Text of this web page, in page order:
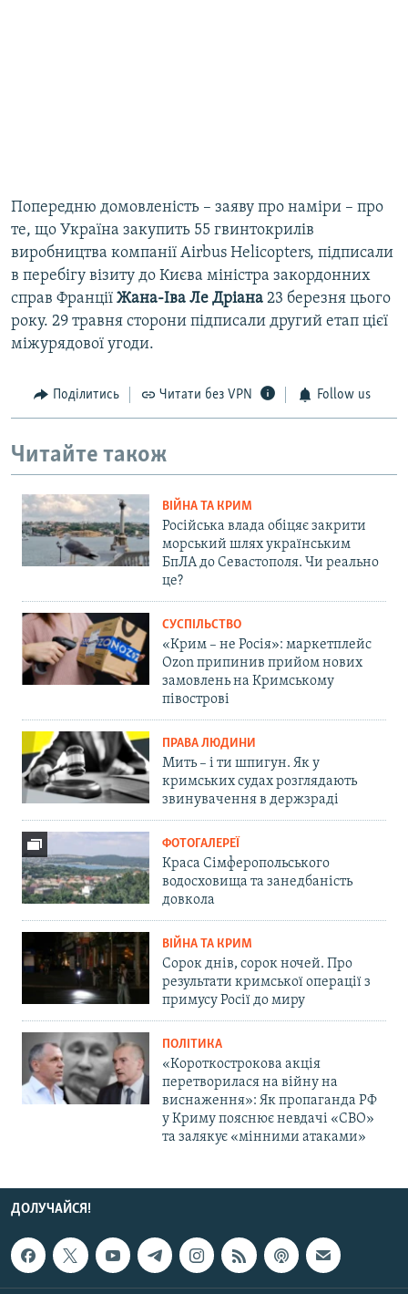
Попередню домовленість – заяву про наміри – про
те, що Україна закупить 55 гвинтокрилів
виробництва компанії Airbus Helicopters, підписали
в перебігу візиту до Києва міністра закордонних
справ Франції Жана-Іва Ле Дріана 23 березня цього
року. 29 травня сторони підписали другий етап цієї
міжурядової угоди.
Поділитись Читати без VPN Follow us
Читайте також
ВІЙНА ТА КРИМ
Російська влада обіцяє закрити
морський шлях українським
БпЛА до Севастополя. Чи реально
це?
СУСПІЛЬСТВО
«Крим – не Росія»: маркетплейс
Ozon припинив прийом нових
замовлень на Кримському
півострові
ПРАВА ЛЮДИНИ
Мить – і ти шпигун. Як у
кримських судах розглядають
звинувачення в держзраді
ФОТОГАЛЕРЕЇ
Краса Сімферопольського
водосховища та занедбаність
довкола
ВІЙНА ТА КРИМ
Сорок днів, сорок ночей. Про
результати кримської операції з
примусу Росії до миру
ПОЛІТИКА
«Короткострокова акція
перетворилася на війну на
виснаження»: Як пропаганда РФ
у Криму пояснює невдачі «СВО»
та залякує «мінними атаками»
ДОЛУЧАЙСЯ!